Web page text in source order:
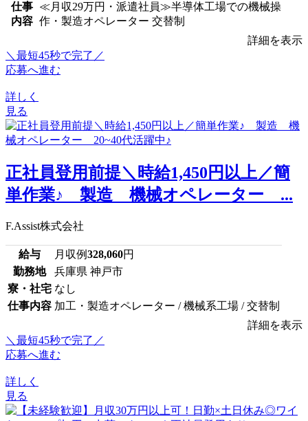
仕事
内容
≪月収29万円・派遣社員≫半導体工場での機械操
作・製造オペレーター 交替制
詳細を表示
＼最短45秒で完了／
応募へ進む
詳しく
見る
正社員登用前提＼時給1,450円以上／簡
単作業♪ 製造 機械オペレーター ...
F.Assist株式会社
給与 月収例328,060円
勤務地
兵庫県 神戸市
寮・社宅 なし
仕事内容 加工・製造オペレーター / 機械系工場 / 交替制
詳細を表示
＼最短45秒で完了／
応募へ進む
詳しく
見る